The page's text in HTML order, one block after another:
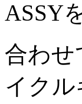
ASSY
合わせ
イク